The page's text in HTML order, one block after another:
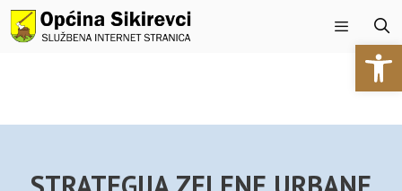
Preskoči
na
Izbornik